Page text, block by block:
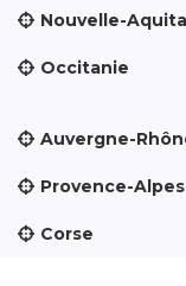
Nouvelle-
Occitanie
Auvergne-
Provence-
Corse